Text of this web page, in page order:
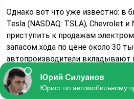
Однако вот что уже известно: в
Tesla (NASDAQ: TSLA), Chevrolet и
приступить к продажам
запасом хода по цене около 30
автопроизводители вкладывают
разработку десятков новых
К 2020-му некоторые из них